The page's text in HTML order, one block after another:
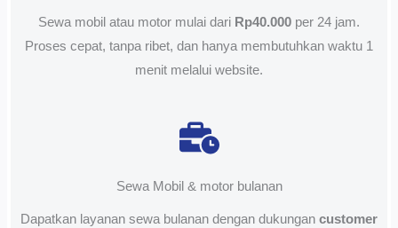
Sewa mobil atau motor mulai dari Rp40.000 per 24 jam.
Proses cepat, tanpa ribet, dan hanya membutuhkan waktu 1
menit melalui website.
Sewa Mobil & motor bulanan
Dapatkan layanan sewa bulanan dengan dukungan customer